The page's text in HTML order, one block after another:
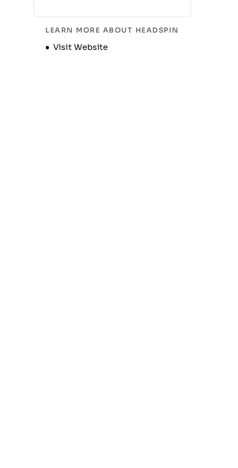
Historique de l’entreprise
LEARN MORE ABOUT HEADSPIN
Visit Website
Opens new window